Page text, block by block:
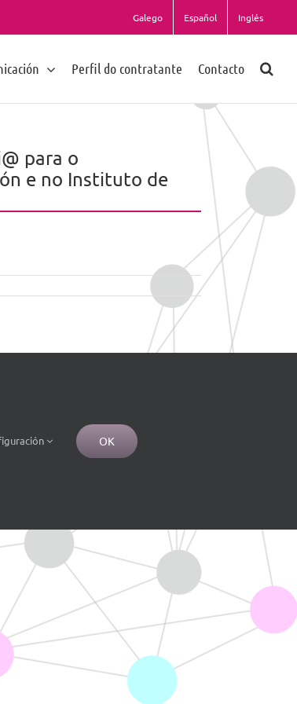
Galego Español Inglés
Perfil do contratante Contacto
para o
e no Instituto de
OK